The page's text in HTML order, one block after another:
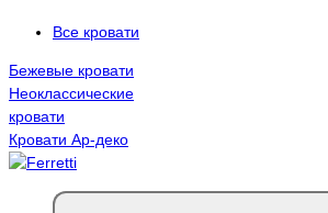
Все кровати
Бежевые кровати
Неоклассические
кровати
Кровати Ар-деко